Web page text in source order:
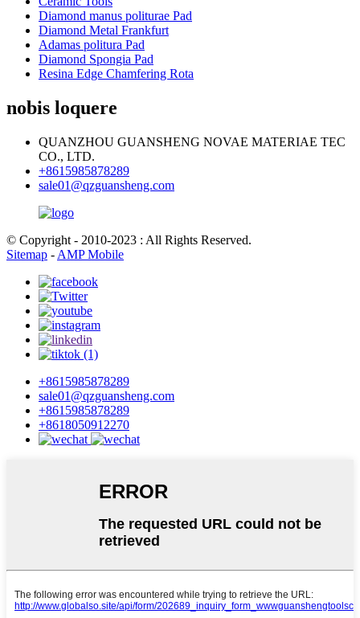
Diamond manus politurae Pad
Diamond Metal Frankfurt
Adamas politura Pad
Diamond Spongia Pad
Resina Edge Chamfering Rota
nobis loquere
QUANZHOU GUANSHENG NOVAE MATERIAE TEC
CO., LTD.
+8615985878289
sale01@qzguansheng.com
© Copyright - 2010-2023 : All Rights Reserved.
Sitemap - AMP Mobile
+8615985878289
sale01@qzguansheng.com
+8615985878289
+8618050912270